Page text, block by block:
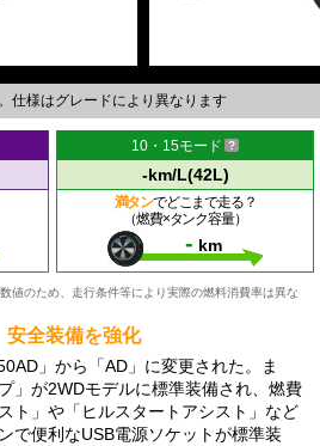
仕様はグレードにより異なります
10・15モード
-km/L(42L)
満タンでどこまで走る？
（燃費×タンク容量）
- km
値のため、走行条件等により実際の燃料消費率は異な
安全装備を強化
」から「AD」に変更された。ま
」が2WDモデルに標準装備され、燃費
ト」や「ヒルスタートアシスト」など
で便利なUSB電源ソケットが標準装